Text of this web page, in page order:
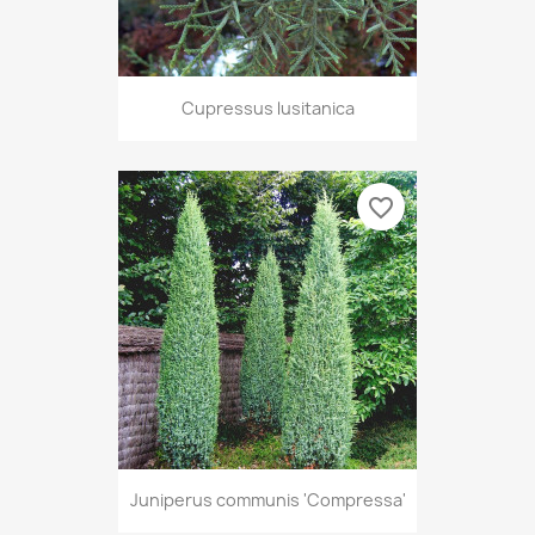
Cupressus lusitanica
Juniperus communis 'Compressa'
favorite_border